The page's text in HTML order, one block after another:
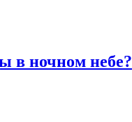
в ночном небе?